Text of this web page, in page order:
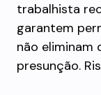
trabalhista
garantem
não eliminam
presunção.